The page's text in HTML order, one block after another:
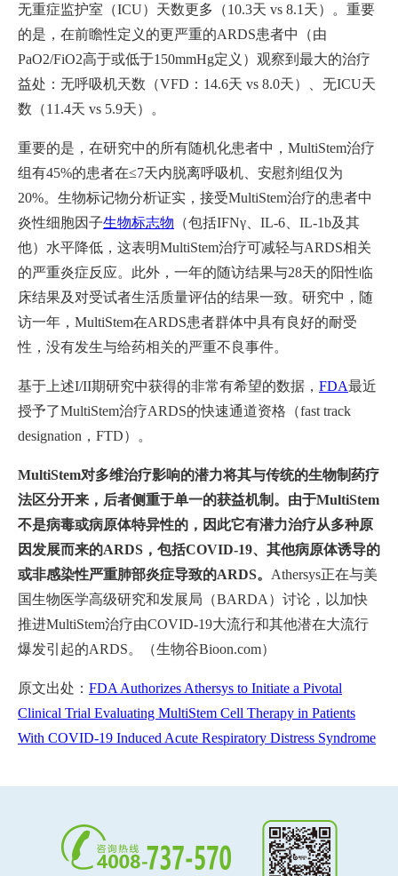
无重症监护室（ICU）天数更多（10.3天 vs 8.1天）。重要
的是，在前瞻性定义的更严重的ARDS患者中（由
PaO2/FiO2高于或低于150mmHg定义）观察到最大的治疗
益处：无呼吸机天数（VFD：14.6天 vs 8.0天）、无ICU天
数（11.4天 vs 5.9天）。
重要的是，在研究中的所有随机化患者中，MultiStem治疗
组有45%的患者在≤7天内脱离呼吸机、安慰剂组仅为
20%。生物标记物分析证实，接受MultiStem治疗的患者中
炎性细胞因子生物标志物 （包括IFNγ、IL-6、IL-1b及其
他）水平降低，这表明MultiStem治疗可减轻与ARDS相关
的严重炎症反应。此外，一年的随访结果与28天的阳性临
床结果及对受试者生活质量评估的结果一致。研究中，随
访一年，MultiStem在ARDS患者群体中具有良好的耐受
性，没有发生与给药相关的严重不良事件。
基于上述I/II期研究中获得的非常有希望的数据， FDA最近
授予了MultiStem治疗ARDS的快速通道资格（fast track
designation，FTD）。
MultiStem对多维治疗影响的潜力将其与传统的生物制药疗
法区分开来，后者侧重于单一的获益机制。由于MultiStem
不是病毒或病原体特异性的，因此它有潜力治疗从多种原
因发展而来的ARDS，包括COVID-19、其他病原体诱导的
或非感染性严重肺部炎症导致的ARDS。 Athersys正在与美
国生物医学高级研究和发展局（BARDA）讨论，以加快
推进MultiStem治疗由COVID-19大流行和其他潜在大流行
爆发引起的ARDS。（生物谷Bioon.com）
原文出处： FDA Authorizes Athersys to Initiate a Pivotal
Clinical Trial Evaluating MultiStem Cell Therapy in Patients
With COVID-19 Induced Acute Respiratory Distress Syndrome